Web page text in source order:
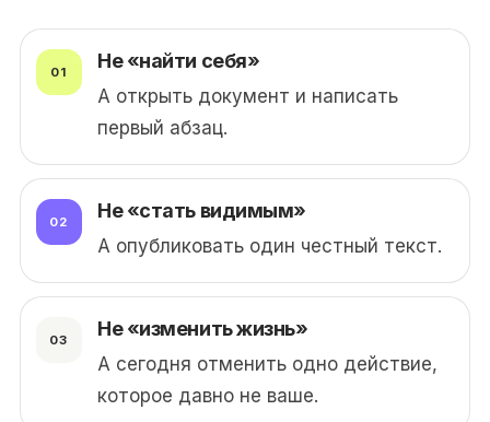
Не «найти себя»
А открыть документ и написать
первый абзац.
Не «стать видимым»
А опубликовать один честный текст.
Не «изменить жизнь»
А сегодня отменить одно действие,
которое давно не ваше.